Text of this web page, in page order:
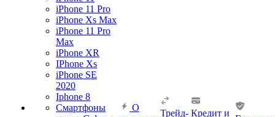
iPhone 11 Pro
iPhone Xs Max
iPhone 11 Pro
Max
iPhone XR
IPhone Xs
iPhone SE
2020
Iphone 8
Смартфоны
О
Трейд- Кредит и